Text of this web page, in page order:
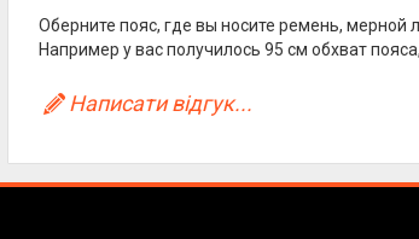
Оберните пояс, где вы носите ремень, мерной
Например у вас получилось 95 см обхват
Написати відгук...